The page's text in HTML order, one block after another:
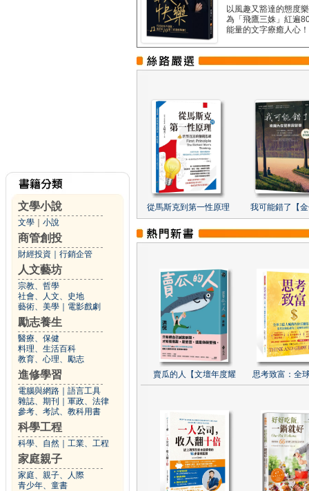
文學小說
文學 小說
商管創投
財經投資 行銷企管
人文藝坊
宗教、哲學
社會、人文、史地
藝術、美學
電影戲劇
勵志養生
醫療、保健
料理、生活百科
教育、心理、勵志
進修學習
電腦與網路
語言工具
雜誌、期刊
軍政、法律
參考、考試、教科用書
科學工程
科學、自然 工業、工程
家庭親子
家庭、親子、人際
青少年、童書
以風趣又豁達的態度
為「飛鷹三姝」紅遍
能量的文字療癒人心
從馬斯克到第一性原理 我可能錯了【
賣瓜的人【文壇年度耀 思考致富：全